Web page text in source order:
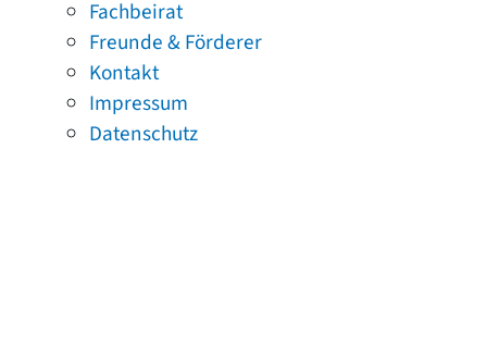
Fachbeirat
Freunde & Förderer
Kontakt
Impressum
Datenschutz